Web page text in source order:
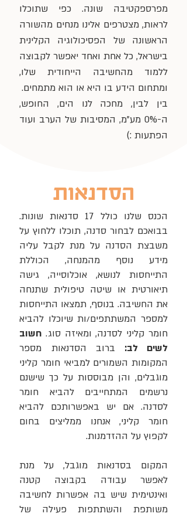
מפרספקטיבה שונה. כפי שתוכלו
לראות, מצטרפים אלינו מנחים מהשורה
הראשונה של הפסיכולוגיה הקלינית
בישראל, כל אחת ואחד יאפשר לקבוצה
ללמוד מהחשיבה הייחודית שלו,
ומתחום הידע בו היא או הוא מתמחים.
בין לבין, מחכה לנו הים, החופש,
ה-0% מע"מ, המסיבות של הערב ועוד
הפתעות :)
הסדנאות
הכנס שלנו כולל 17 סדנאות שונות.
בבואכם לבחור סדנה, תוכלו ללחוץ על
משבצת הסדנה על מנת לקבל עליה
מידע נוסף מהמנחה, הכוללת
התייחסות לנושא, אוכלוסייה, גישה
תיאורטית או שיטה טיפולית שתנחה
את החשיבה. בנוסף, תמצאו התייחסות
למספר המשתתפים/ות שיוכלו להביא
חומר קליני לסדנה, ומאיזה סוג. חשוב
לשים לב: ברוב הסדנאות מספר
המקומות השמורים למביאי חומר קליני
מוגבלים, והן מבוססות על כך שישנם
נרשמים המתחייבים להביא חומר
לסדנה. אם יש באפשרותכם להביא
חומר קליני, אנחנו ממליצים בחום
לקפוץ על ההזדמנות.
המקום בסדנאות מוגבל, על מנת
לאפשר עבודה בקבוצה קטנה
ואינטימית שיש בה אפשרות לחשיבה
משותפת והשתתפות פעילה של